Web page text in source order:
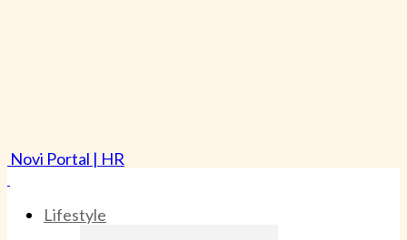
Novi Portal | HR
Lifestyle